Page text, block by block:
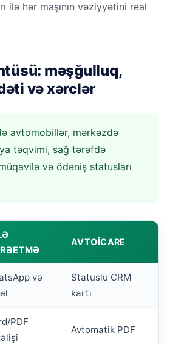
ilə hər maşının vəziyyətini real
məşğulluq,
və xərclər
avtomobillər, mərkəzdə
təqvimi, sağ tərəfdə
və ödəniş statusları
AVTOICARE
və
Statuslu CRM
kartı
PDF
Avtomatik PDF